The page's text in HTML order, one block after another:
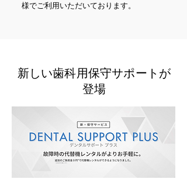
様でご利用いただいております。
新しい歯科用保守サポートが
登場